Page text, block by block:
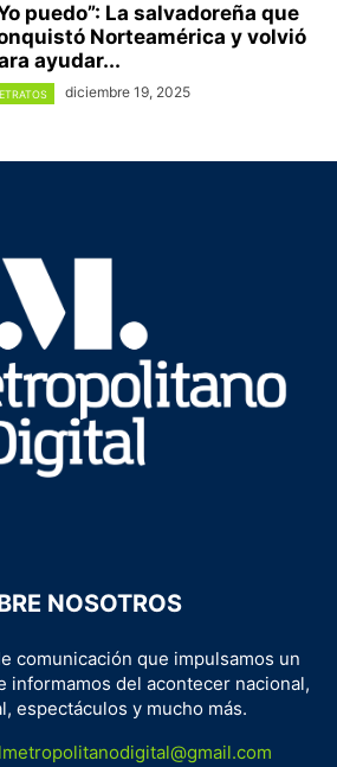
puedo”: La salvadoreña que
Norteamérica y volvió
ayudar...
diciembre 19, 2025
NOSOTROS
comunicación que impulsamos un
informamos del acontecer nacional,
espectáculos y mucho más.